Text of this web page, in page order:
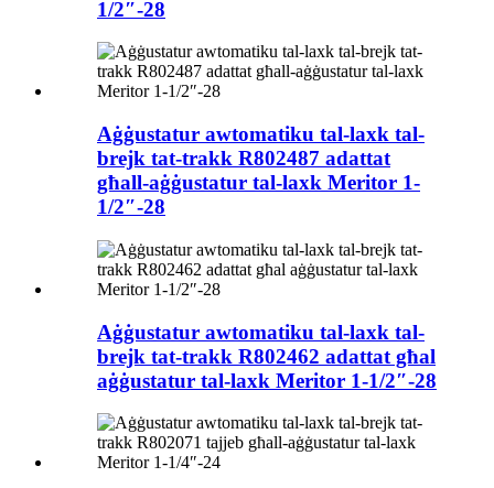
1/2″-28
Aġġustatur awtomatiku tal-laxk tal-
brejk tat-trakk R802487 adattat
għall-aġġustatur tal-laxk Meritor 1-
1/2″-28
Aġġustatur awtomatiku tal-laxk tal-
brejk tat-trakk R802462 adattat għal
aġġustatur tal-laxk Meritor 1-1/2″-28